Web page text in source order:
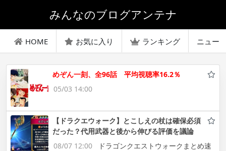
みんなのブログアンテナ
HOME お気に入り ランキング ニュー
めぞん一刻、全96話 平均視聴率16.2％
05/03 14:00
【ドラクエウォーク】とこしえの杖は確保必須
だった？代用武器と後から伸びる評価を議論
08/07 12:00
ドラゴンクエストウォークまとめ速